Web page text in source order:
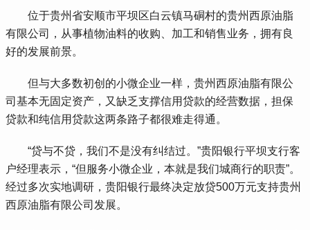
位于贵州省安顺市平坝区白云镇马硐村的贵州西原油脂
有限公司，从事植物油料的收购、加工和销售业务，拥有良
好的发展前景。
但与大多数初创的小微企业一样，贵州西原油脂有限公
司基本无固定资产，又缺乏支撑信用贷款的经营数据，担保
贷款和纯信用贷款这两条路子都很难走得通。
“贷与不贷，我们不是没有纠结过。”贵阳银行平坝支行客
户经理表示，“但服务小微企业，本就是我们城商行的职责”。
经过多次实地调研，贵阳银行最终决定放贷500万元支持贵州
西原油脂有限公司发展。